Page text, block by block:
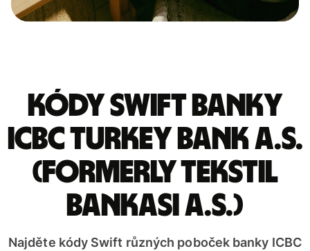
Kódy Swift banky
ICBC TURKEY BANK A.S.
(FORMERLY TEKSTIL
BANKASI A.S.)
Najděte kódy Swift různých poboček banky ICBC